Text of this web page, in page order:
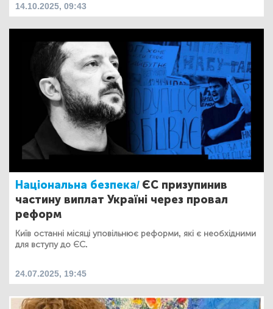
14.10.2025, 09:43
Національна безпека/ ЄС призупинив
частину виплат Україні через провал
реформ
Київ останні місяці уповільнює реформи, які є необхідними
для вступу до ЄС.
24.07.2025, 19:45